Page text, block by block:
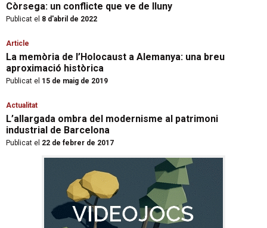
Còrsega: un conflicte que ve de lluny
Publicat el 8 d'abril de 2022
Article
La memòria de l’Holocaust a Alemanya: una breu
aproximació històrica
Publicat el 15 de maig de 2019
Actualitat
L’allargada ombra del modernisme al patrimoni
industrial de Barcelona
Publicat el 22 de febrer de 2017